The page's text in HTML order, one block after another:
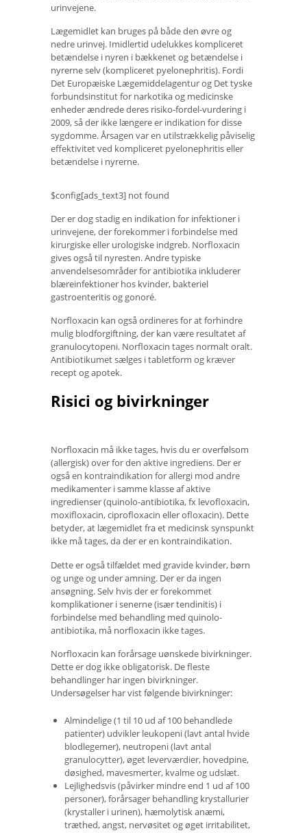
urinvejene.
Lægemidlet kan bruges på både den øvre og
nedre urinvej. Imidlertid udelukkes kompliceret
betændelse i nyren i bækkenet og betændelse i
nyrerne selv (kompliceret pyelonephritis). Fordi
Det Europæiske Lægemiddelagentur og Det tyske
forbundsinstitut for narkotika og medicinske
enheder ændrede deres risiko-fordel-vurdering i
2009, så der ikke længere er indikation for disse
sygdomme. Årsagen var en utilstrækkelig påviselig
effektivitet ved kompliceret pyelonephritis eller
betændelse i nyrerne.
$config[ads_text3] not found
Der er dog stadig en indikation for infektioner i
urinvejene, der forekommer i forbindelse med
kirurgiske eller urologiske indgreb. Norfloxacin
gives også til nyresten. Andre typiske
anvendelsesområder for antibiotika inkluderer
blæreinfektioner hos kvinder, bakteriel
gastroenteritis og gonoré.
Norfloxacin kan også ordineres for at forhindre
mulig blodforgiftning, der kan være resultatet af
granulocytopeni. Norfloxacin tages normalt oralt.
Antibiotikumet sælges i tabletform og kræver
recept og apotek.
Risici og bivirkninger
Norfloxacin må ikke tages, hvis du er overfølsom
(allergisk) over for den aktive ingrediens. Der er
også en kontraindikation for allergi mod andre
medikamenter i samme klasse af aktive
ingredienser (quinolo-antibiotika, fx levofloxacin,
moxifloxacin, ciprofloxacin eller ofloxacin). Dette
betyder, at lægemidlet fra et medicinsk synspunkt
ikke må tages, da der er en kontraindikation.
Dette er også tilfældet med gravide kvinder, børn
og unge og under amning. Der er da ingen
ansøgning. Selv hvis der er forekommet
komplikationer i senerne (især tendinitis) i
forbindelse med behandling med quinolo-
antibiotika, må norfloxacin ikke tages.
Norfloxacin kan forårsage uønskede bivirkninger.
Dette er dog ikke obligatorisk. De fleste
behandlinger har ingen bivirkninger.
Undersøgelser har vist følgende bivirkninger:
Almindelige (1 til 10 ud af 100 behandlede
patienter) udvikler leukopeni (lavt antal hvide
blodlegemer), neutropeni (lavt antal
granulocytter), øget leverværdier, hovedpine,
døsighed, mavesmerter, kvalme og udslæt.
Lejlighedsvis (påvirker mindre end 1 ud af 100
personer), forårsager behandling krystallurier
(krystaller i urinen), hæmolytisk anæmi,
træthed, angst, nervøsitet og øget irritabilitet,